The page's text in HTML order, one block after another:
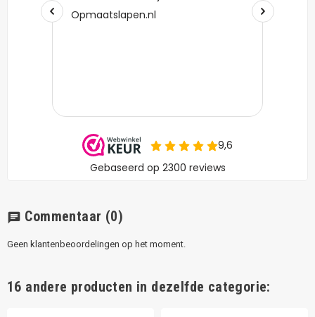
chat Commentaar (0)
Geen klantenbeoordelingen op het moment.
16 andere producten in dezelfde categorie: